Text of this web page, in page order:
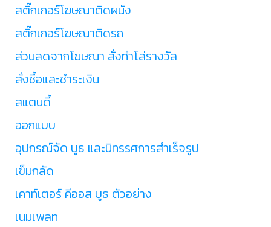
สติ๊กเกอร์โฆษณาติดผนัง
สติ๊กเกอร์โฆษณาติดรถ
ส่วนลดจากโฆษณา สั่งทำโล่รางวัล
สั่งซื้อและชำระเงิน
สแตนดี้
ออกแบบ
อุปกรณ์จัด บูธ และนิทรรศการสำเร็จรูป
เข็มกลัด
เคาท์เตอร์ คีออส บูธ ตัวอย่าง
เนมเพลท